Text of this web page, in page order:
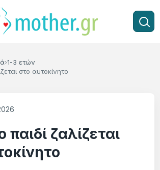
1-3 ετών
στο αυτοκίνητο
ζαλίζεται